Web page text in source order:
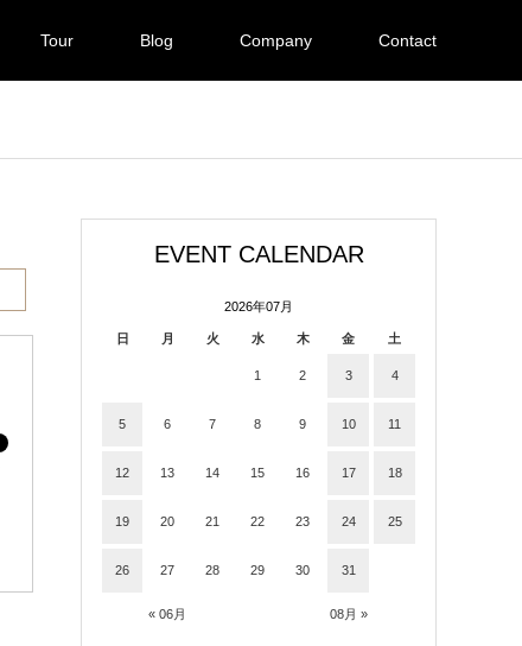
Tour Blog Company Contact
EVENT CALENDAR
2026年07月
日 月 火 水 木 金 土
« 06月 08月 »
1 2 3 4
5 6 7 8 9 10 11
12 13 14 15 16 17 18
19 20 21 22 23 24 25
26 27 28 29 30 31